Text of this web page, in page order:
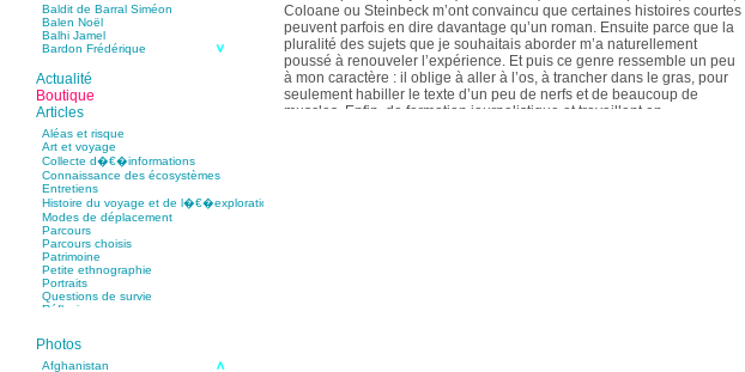
Baldit de Barral Siméon
Balen Noël
Balhi Jamel
Bardon Frédérique
Bastide Fabien
Baudin Julie
Baujard Jacques
Bazin Sylvain
Bellanger Marc
Bellec Hervé
Belleville Régis
Benestar Géraldine
Benoist Yann
Bertrand Jordane
Bertrandy Antoine
Bezsonov Youri
Bideau Michel-Cosme
Billard Yannick
Blanchet Anne-Lise
Bluntzer Christophe
Bobin Mathieu
Boch Anne-Laure
Boch Julie
Boillot Henri
Bonnem Éric
Boudart Jean-Louis
Actualité
Boutique
Articles
Aléas et risque
Art et voyage
Collecte d�€�informations
Connaissance des écosystèmes
Entretiens
Histoire du voyage et de l�€�exploration
Modes de déplacement
Parcours
Parcours choisis
Patrimoine
Petite ethnographie
Portraits
Questions de survie
Réflexions
Photos
Afghanistan
Coloane ou Steinbeck m’ont convaincu que certaines histoires courtes
peuvent parfois en dire davantage qu’un roman. Ensuite parce que la
pluralité des sujets que je souhaitais aborder m’a naturellement
poussé à renouveler l’expérience. Et puis ce genre ressemble un peu
à mon caractère : il oblige à aller à l’os, à trancher dans le gras, pour
seulement habiller le texte d’un peu de nerfs et de beaucoup de
muscles. Enfin, de formation journalistique et travaillant en